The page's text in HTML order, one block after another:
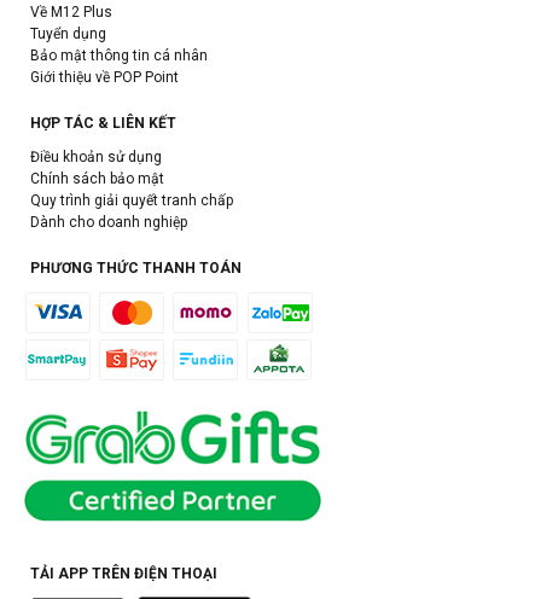
Về M12 Plus
Tuyển dụng
Bảo mật thông tin cá nhân
Giới thiệu về POP Point
HỢP TÁC & LIÊN KẾT
Điều khoản sử dụng
Chính sách bảo mật
Quy trình giải quyết tranh chấp
Dành cho doanh nghiệp
PHƯƠNG THỨC THANH TOÁN
TẢI APP TRÊN ĐIỆN THOẠI